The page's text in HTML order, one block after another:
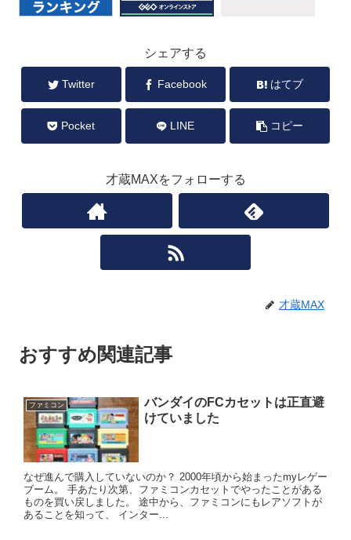
シェアする
Twitter Facebook はてブ
Pocket LINE コピー
才蔵MAXをフォローする
才蔵MAX
おすすめ関連記事
ファミコン
バンダイのFCカセットは正直避
けていました
なぜ進んで購入していないのか？ 2000年頃から始まったmyレゲー
ブーム。 手あたり次第、ファミコンカセットでやったことがある
ものを買い戻しました。 途中から、ファミコンにもレアソフトが
あることを知って、 インター...